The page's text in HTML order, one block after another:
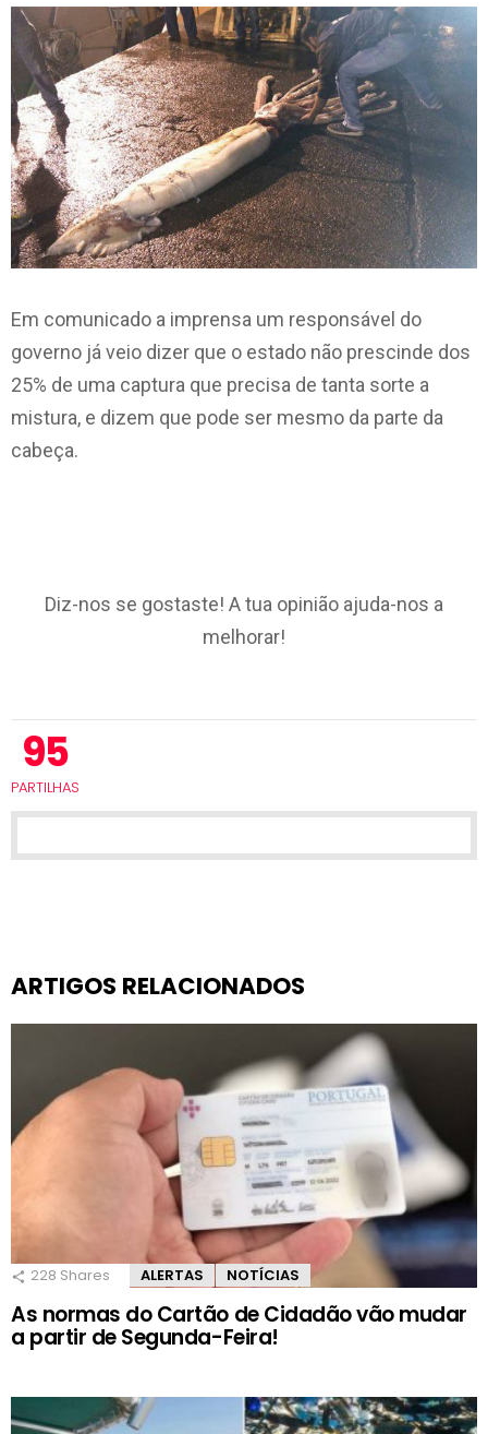
Em comunicado a imprensa um responsável do
governo já veio dizer que o estado não prescinde dos
25% de uma captura que precisa de tanta sorte a
mistura, e dizem que pode ser mesmo da parte da
cabeça.
Diz-nos se gostaste! A tua opinião ajuda-nos a
melhorar!
95
PARTILHAS
ARTIGOS RELACIONADOS
228 Shares ALERTAS NOTÍCIAS
As normas do Cartão de Cidadão vão mudar
a partir de Segunda-Feira!